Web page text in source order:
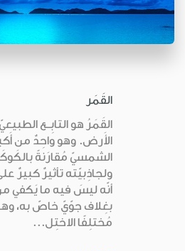
القَمَر
القَمَرُ هو التابِــع
الأَرض. وهو واحِدٌ من
الشمسيّ مُقارَنةً
ولجاذِبيّته تأثيرٌ
أنّه ليسَ فيه ما يَكفي
بغِلاف جوّيّ خاصّ به،
مُختلِفًا الاختِل...